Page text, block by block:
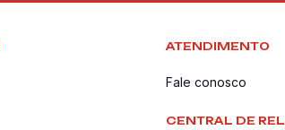
ATENDIMENTO
Fale conosco
CENTRAL DE